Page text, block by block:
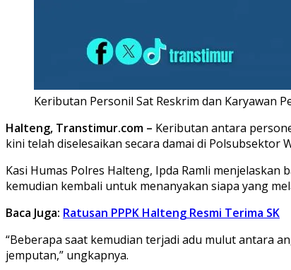
Keributan Personil Sat Reskrim dan Karyawan
Halteng, Transtimur.com – Keributan antara
kini telah diselesaikan secara damai di Polsubsektor
Kasi Humas Polres Halteng, Ipda Ramli
kemudian kembali untuk menanyakan siapa yang
Baca Juga: Ratusan PPPK Halteng Resmi Terima SK
“Beberapa saat kemudian terjadi adu mulut antara
jemputan,” ungkapnya.